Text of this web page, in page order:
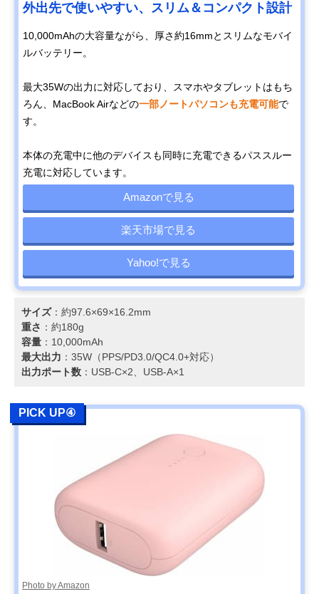
外出先で使いやすい、スリム＆コンパクト設計
10,000mAhの大容量ながら、厚さ約16mmとスリムなモバイ
ルバッテリー。
最大35Wの出力に対応しており、スマホやタブレットはもち
ろん、MacBook Airなどの一部ノートパソコンも充電可能で
す。
本体の充電中に他のデバイスも同時に充電できるパススルー
充電に対応しています。
Amazonで見る
楽天市場で見る
Yahoo!で見る
サイズ：約97.6×69×16.2mm
重さ ：約180g
容量 ：10,000mAh
最大出力 ：35W（PPS/PD3.0/QC4.0+対応）
出力ポート数 ：USB-C×2、USB-A×1
PICK UP④
Photo by Amazon